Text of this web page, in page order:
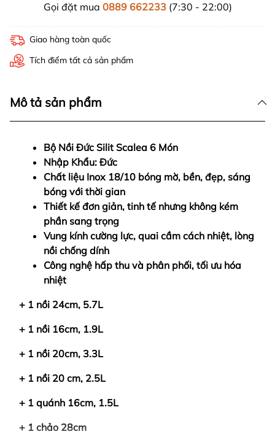
Gọi đặt mua 0889 662233(7:30 - 22:00)
Giao hàng toàn quốc
Tích điểm tất cả sản phẩm
Mô tả sản phẩm
Bộ Nồi Đức Silit Scalea 6 Món
Nhập Khẩu: Đức
Chất liệu Inox 18/10 bóng mờ, bền, đẹp, sáng
bóng với thời gian
Thiết kế đơn giản, tinh tế nhưng không kém
phần sang trọng
Vung kính cường lực, quai cầm cách nhiệt, lòng
nồi chống dính
Công nghệ hấp thu và phân phối, tối ưu hóa
nhiệt
+ 1 nồi 24cm, 5.7L
+ 1 nồi 16cm, 1.9L
+ 1 nồi 20cm, 3.3L
+ 1 nồi 20 cm, 2.5L
+ 1 quánh 16cm, 1.5L
+ 1 chảo 28cm